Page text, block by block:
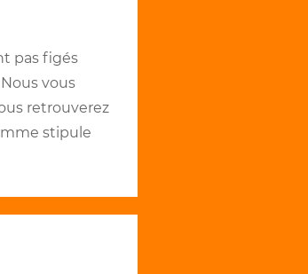
pas figés
vous
retrouverez
stipule